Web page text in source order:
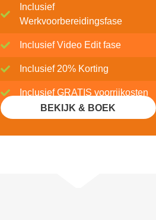
Inclusief
Werkvoorbereidingsfase
Inclusief Video Edit fase
Inclusief 20% Korting
Inclusief GRATIS voorrijkosten
BEKIJK & BOEK